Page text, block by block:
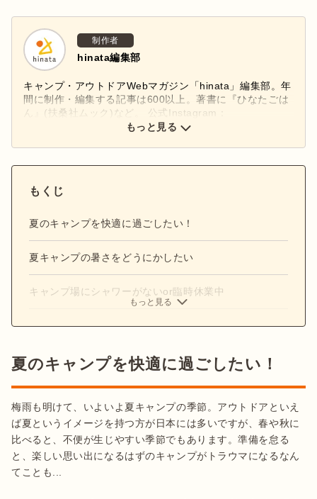
制作者
hinata編集部
キャンプ・アウトドアWebマガジン「hinata」編集部。年
間に制作・編集する記事は600以上。著書に『ひなたごは
ん』(扶桑社ムック)など。 公式Instagram：
もっと見る
もくじ
夏のキャンプを快適に過ごしたい！
夏キャンプの暑さをどうにかしたい
キャンプ場にシャワーがないor臨時休業中
もっと見る
夏のキャンプを快適に過ごしたい！
梅雨も明けて、いよいよ夏キャンプの季節。アウトドアといえ
ば夏というイメージを持つ方が日本には多いですが、春や秋に
比べると、不便が生じやすい季節でもあります。準備を怠る
と、楽しい思い出になるはずのキャンプがトラウマになるなん
てことも...